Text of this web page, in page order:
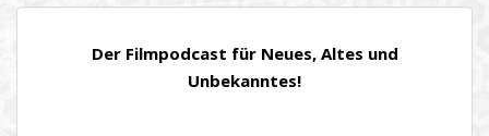
Der Filmpodcast für Neues, Altes und
Unbekanntes!